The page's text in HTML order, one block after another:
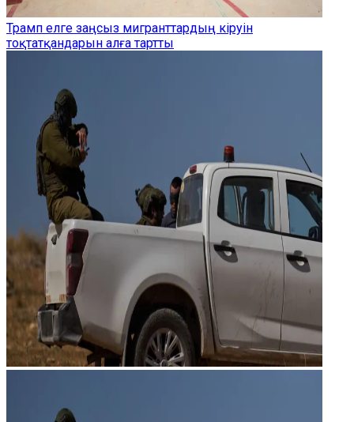
Трамп елге заңсыз мигранттардың кіруін
тоқтатқандарын алға тартты